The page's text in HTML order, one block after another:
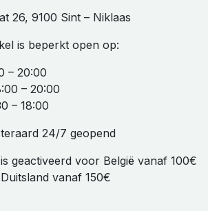
26, 9100 Sint – Niklaas
is beperkt open op:
– 20:00
– 20:00
– 18:00
24/7 geopend
geactiveerd voor België vanaf 100€
vanaf 150€